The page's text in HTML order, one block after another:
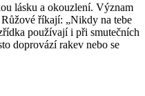
lásku a okouzlení. Význam
říkají: „Nikdy na tebe
používají i při smutečních
doprovází rakev nebo se